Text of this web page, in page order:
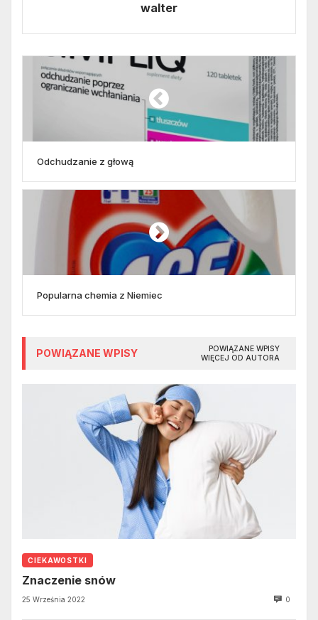
walter
Odchudzanie z głową
Popularna chemia z Niemiec
POWIĄZANE WPISY
POWIĄZANE WPISY
WIĘCEJ OD AUTORA
CIEKAWOSTKI
Znaczenie snów
25 Września 2022 0